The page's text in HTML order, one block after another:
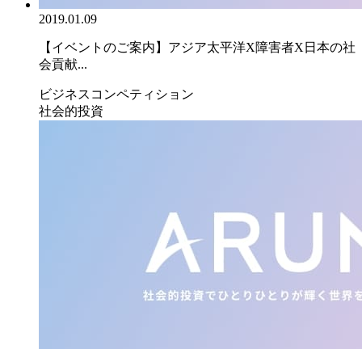
2019.01.09
【イベントのご案内】アジア太平洋X障害者X日本の社
会貢献...
ビジネスコンペティション
社会的投資